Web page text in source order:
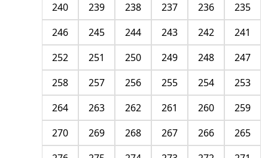
235
236
237
238
239
240
241
242
243
244
245
246
247
248
249
250
251
252
253
254
255
256
257
258
259
260
261
262
263
264
265
266
267
268
269
270